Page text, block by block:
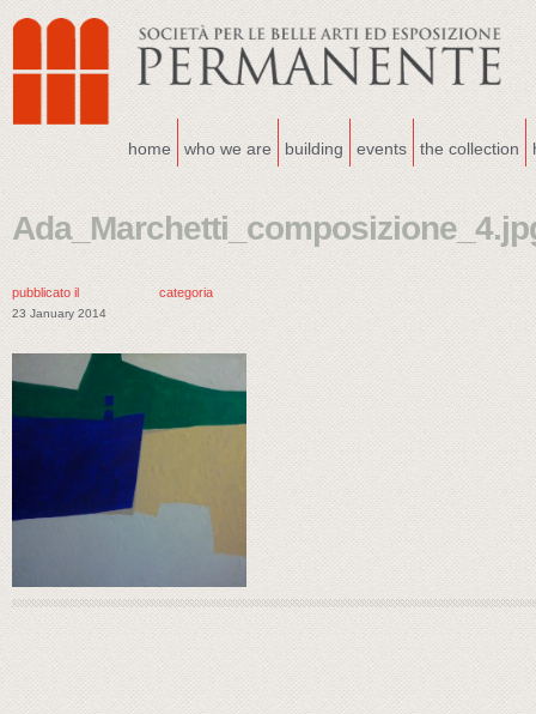
home who we are building events the collection
pubblicato il
23 January 2014
categoria